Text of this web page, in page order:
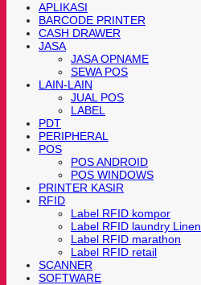
APLIKASI
BARCODE PRINTER
CASH DRAWER
JASA
JASA OPNAME
SEWA POS
LAIN-LAIN
JUAL POS
LABEL
PDT
PERIPHERAL
POS
POS ANDROID
POS WINDOWS
PRINTER KASIR
RFID
Label RFID kompor
Label RFID laundry Linen
Label RFID marathon
Label RFID retail
SCANNER
SOFTWARE